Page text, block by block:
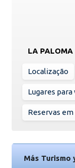
LA PALOMA
Localização
Lugares
Reservas
Más Turismo